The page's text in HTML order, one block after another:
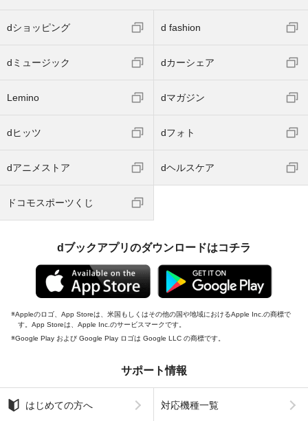
dショッピング d fashion
dミュージック dカーシェア
Lemino dマガジン
dヒッツ dフォト
dアニメストア dヘルスケア
ドコモスポーツくじ
dブックアプリのダウンロードはコチラ
Appleのロゴ、App Storeは、米国もしくはその他の国や地域におけるApple Inc.の商標で
す。App Storeは、Apple Inc.のサービスマークです。
Google Play および Google Play ロゴは Google LLC の商標です。
サポート情報
はじめての方へ 対応機種一覧